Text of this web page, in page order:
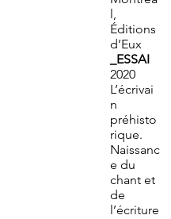
l,
Éditions
d’Eux
_ESSAI
2020
L’écrivai
n
préhisto
rique.
Naissanc
e du
chant et
de
l’écriture